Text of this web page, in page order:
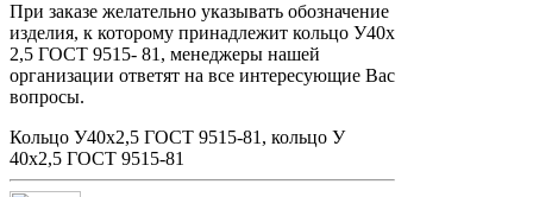
При заказе желательно указывать обозначение
изделия, к которому принадлежит кольцо У40х
2,5 ГОСТ 9515- 81, менеджеры нашей
организации ответят на все интересующие Вас
вопросы.
Кольцо У40х2,5 ГОСТ 9515-81, кольцо У
40х2,5 ГОСТ 9515-81